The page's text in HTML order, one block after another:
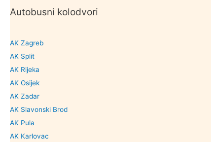
Autobusni kolodvori
AK Zagreb
AK Split
AK Rijeka
AK Osijek
AK Zadar
AK Slavonski Brod
AK Pula
AK Karlovac